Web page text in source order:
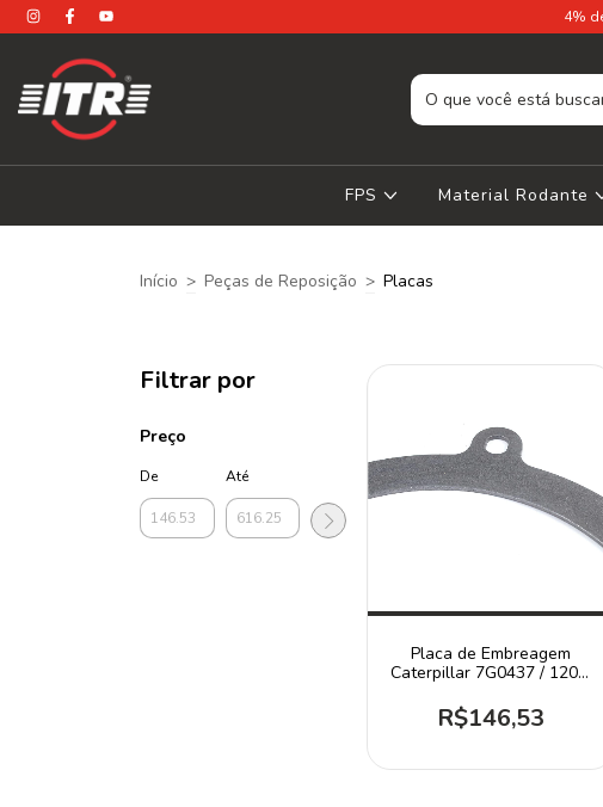
4%
FPS Material Rodante
Início > Peças de Reposição > Placas
Filtrar por
Preço
De Até
Placa de Embreagem
Caterpillar 7G0437 / 120H
R$146,53